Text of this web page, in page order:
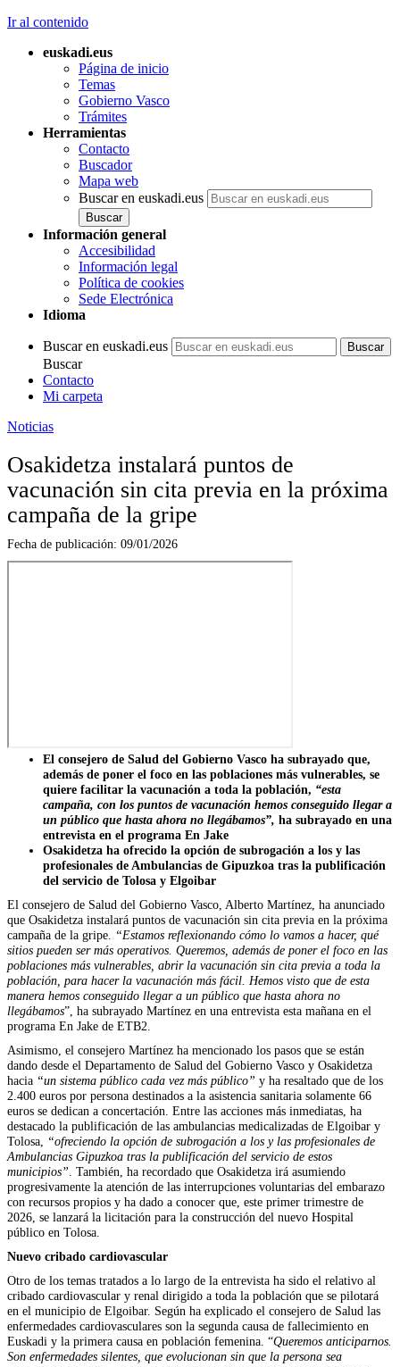
Ir al contenido
euskadi.eus
Página de inicio
Temas
Gobierno Vasco
Trámites
Herramientas
Contacto
Buscador
Mapa web
Buscar en euskadi.eus
Información general
Accesibilidad
Información legal
Política de cookies
Sede Electrónica
Idioma
Buscar en euskadi.eus
Buscar
Contacto
Mi carpeta
Noticias
Osakidetza instalará puntos de
vacunación sin cita previa en la próxima
campaña de la gripe
Fecha de publicación: 09/01/2026
El consejero de Salud del Gobierno Vasco ha subrayado que,
además de poner el foco en las poblaciones más vulnerables, se
quiere facilitar la vacunación a toda la población, “esta
campaña, con los puntos de vacunación hemos conseguido llegar a
un público que hasta ahora no llegábamos”, ha subrayado en una
entrevista en el programa En Jake
Osakidetza ha ofrecido la opción de subrogación a los y las
profesionales de Ambulancias de Gipuzkoa tras la publificación
del servicio de Tolosa y Elgoibar
El consejero de Salud del Gobierno Vasco, Alberto Martínez, ha anunciado
que Osakidetza instalará puntos de vacunación sin cita previa en la próxima
campaña de la gripe.
“Estamos reflexionando cómo lo vamos a hacer, qué
sitios pueden ser más operativos. Queremos, además de poner el foco en las
poblaciones más vulnerables, abrir la vacunación sin cita previa a toda la
población, para hacer la vacunación más fácil. Hemos visto que de esta
manera hemos conseguido llegar a un público que hasta ahora no
llegábamos”, ha subrayado Martínez en una entrevista esta mañana en el
programa En Jake de ETB2.
Asimismo, el consejero Martínez ha mencionado los pasos que se están
dando desde el Departamento de Salud del Gobierno Vasco y Osakidetza
hacia “un sistema público cada vez más público” y ha resaltado que de los
2.400 euros por persona destinados a la asistencia sanitaria solamente 66
euros se dedican a concertación. Entre las acciones más inmediatas, ha
destacado la publificación de las ambulancias medicalizadas de Elgoibar y
Tolosa,
“ofreciendo la opción de subrogación a los y las profesionales de
Ambulancias Gipuzkoa tras la publificación del servicio de estos
municipios” . También, ha recordado que Osakidetza irá asumiendo
progresivamente la atención de las interrupciones voluntarias del embarazo
con recursos propios y ha dado a conocer que, este primer trimestre de
2026, se lanzará la licitación para la construcción del nuevo Hospital
público en Tolosa.
Nuevo cribado cardiovascular
Otro de los temas tratados a lo largo de la entrevista ha sido el relativo al
cribado cardiovascular y renal dirigido a toda la población que se pilotará
en el municipio de Elgoibar. Según ha explicado el consejero de Salud las
enfermedades cardiovasculares son la segunda causa de fallecimiento en
Euskadi y la primera causa en población femenina. “Queremos anticiparnos.
Son enfermedades silentes, que evolucionan sin que la persona sea